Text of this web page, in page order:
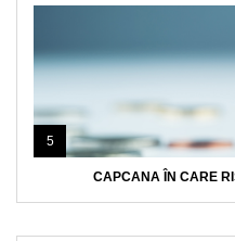
5
CAPCANA ÎN CARE